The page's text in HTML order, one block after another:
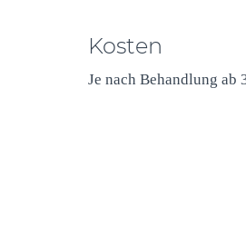
Kosten
Je nach Behandlung ab